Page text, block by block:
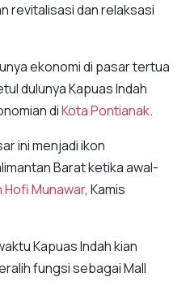
revitalisasi dan relaksasi
ekonomi di pasar tertua
dulunya Kapuas Indah
diKota Pontianak.
ini menjadi ikon
Barat ketika awal-
Hofi Munawar, Kamis
Kapuas Indah kian
fungsi sebagai Mall